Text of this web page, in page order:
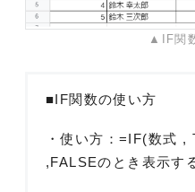
▲IF関
■IF関数の使い方
・使い方：=IF(数式 ,
,FALSEのとき表示す